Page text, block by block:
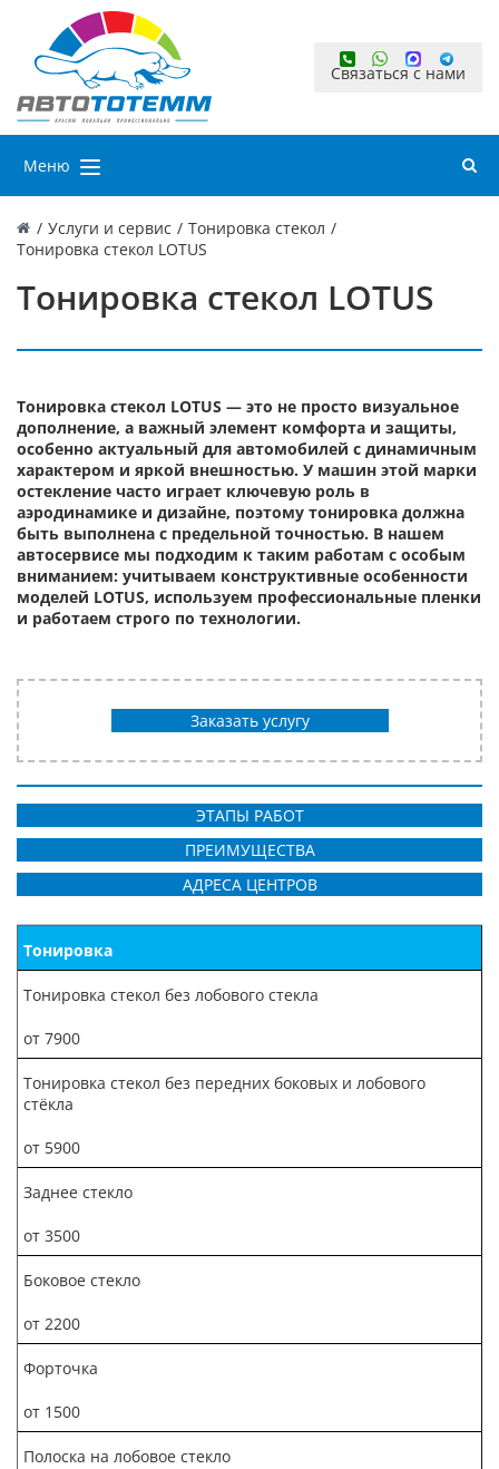
Связаться с нами
Меню
/ Услуги и сервис / Тонировка стекол /
Тонировка стекол LOTUS
Тонировка стекол LOTUS
Тонировка стекол LOTUS — это не просто визуальное
дополнение, а важный элемент комфорта и защиты,
особенно актуальный для автомобилей с динамичным
характером и яркой внешностью. У машин этой марки
остекление часто играет ключевую роль в
аэродинамике и дизайне, поэтому тонировка должна
быть выполнена с предельной точностью. В нашем
автосервисе мы подходим к таким работам с особым
вниманием: учитываем конструктивные особенности
моделей LOTUS, используем профессиональные пленки
и работаем строго по технологии.
Заказать услугу
ЭТАПЫ РАБОТ
ПРЕИМУЩЕСТВА
АДРЕСА ЦЕНТРОВ
Тонировка
Тонировка стекол без лобового стекла
от 7900
Тонировка стекол без передних боковых и лобового
стёкла
от 5900
Заднее стекло
от 3500
Боковое стекло
от 2200
Форточка
от 1500
Полоска на лобовое стекло